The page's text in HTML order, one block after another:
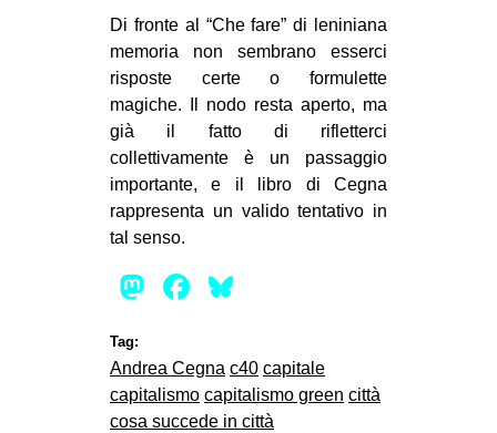
Di fronte al “Che fare” di leniniana
memoria non sembrano esserci
risposte certe o formulette
magiche. Il nodo resta aperto, ma
già il fatto di rifletterci
collettivamente è un passaggio
importante, e il libro di Cegna
rappresenta un valido tentativo in
tal senso.
Mastodon
Facebook
Tag:
Andrea Cegna c40 capitale
capitalismo capitalismo green città
cosa succede in città